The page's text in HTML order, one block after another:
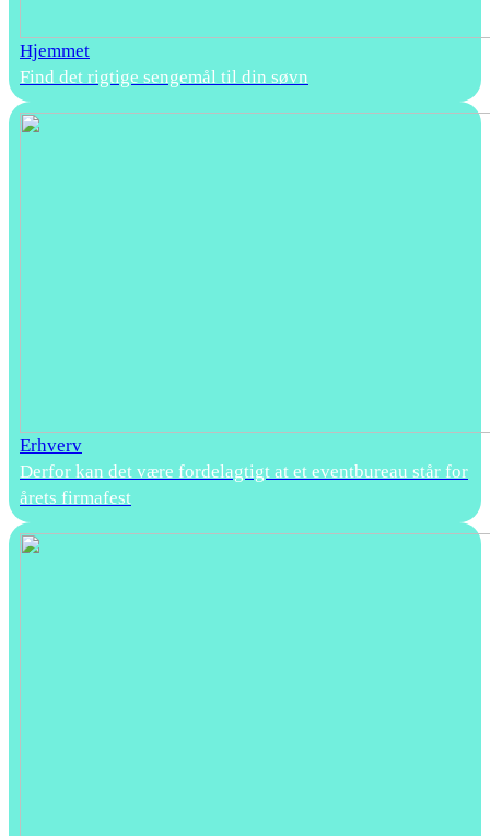
Hjemmet
Find det rigtige sengemål til din søvn
Erhverv
Derfor kan det være fordelagtigt at et eventbureau står for
årets firmafest